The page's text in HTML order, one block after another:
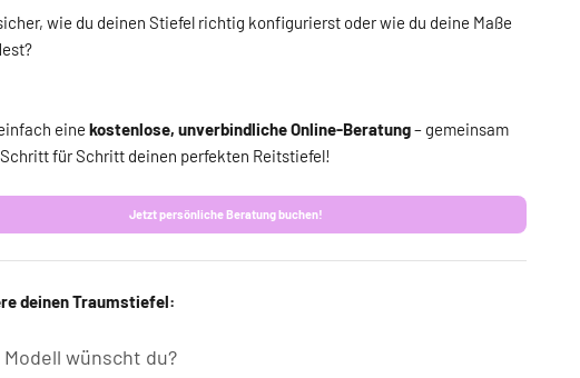
wie du deinen Stiefel richtig konfigurierst oder wie du deine Maße
eine kostenlose, unverbindliche Online-Beratung– gemeinsam
für Schritt deinen perfekten Reitstiefel!
Jetzt persönliche Beratung buchen!
deinen Traumstiefel:
wünscht du?